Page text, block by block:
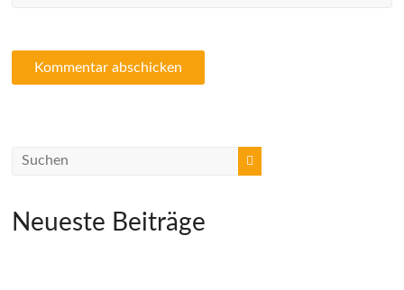
Neueste Beiträge